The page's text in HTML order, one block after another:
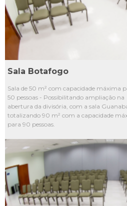
Sala Botafogo
Sala de 50 m² com capacidade máxima
50 pessoas - Possibilitando ampliação na
abertura da divisória, com a sala
totalizando 90 m² com a capacidade
para 90 pessoas.
L2
L3
L4